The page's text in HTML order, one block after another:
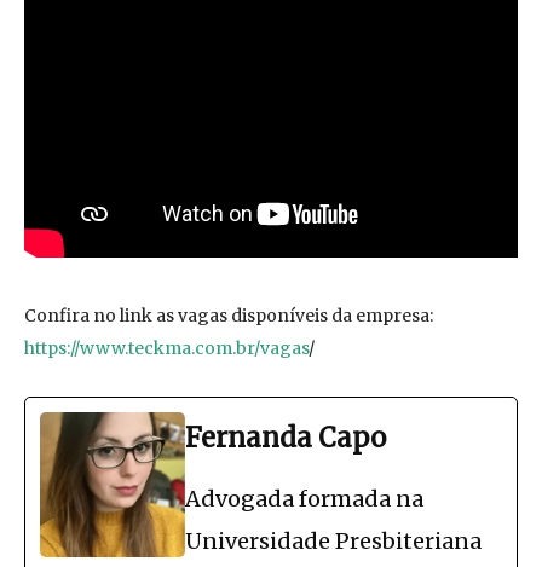
Confira no link as vagas disponíveis da empresa:
https://www.teckma.com.br/vagas/
Fernanda Capo
Advogada formada na
Universidade Presbiteriana